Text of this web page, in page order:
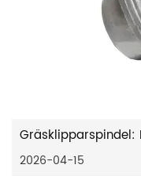
2026-04-15